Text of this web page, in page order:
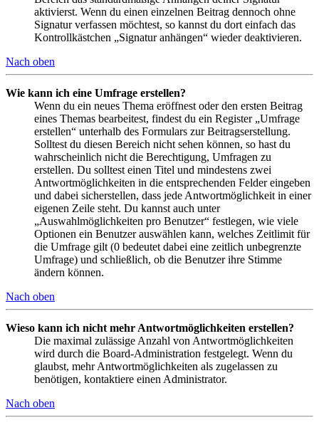
aktivierst. Wenn du einen einzelnen Beitrag dennoch ohne
Signatur verfassen möchtest, so kannst du dort einfach das
Kontrollkästchen „Signatur anhängen“ wieder deaktivieren.
Nach oben
Wie kann ich eine Umfrage erstellen?
Wenn du ein neues Thema eröffnest oder den ersten Beitrag
eines Themas bearbeitest, findest du ein Register „Umfrage
erstellen“ unterhalb des Formulars zur Beitragserstellung.
Solltest du diesen Bereich nicht sehen können, so hast du
wahrscheinlich nicht die Berechtigung, Umfragen zu
erstellen. Du solltest einen Titel und mindestens zwei
Antwortmöglichkeiten in die entsprechenden Felder eingeben
und dabei sicherstellen, dass jede Antwortmöglichkeit in einer
eigenen Zeile steht. Du kannst auch unter
„Auswahlmöglichkeiten pro Benutzer“ festlegen, wie viele
Optionen ein Benutzer auswählen kann, welches Zeitlimit für
die Umfrage gilt (0 bedeutet dabei eine zeitlich unbegrenzte
Umfrage) und schließlich, ob die Benutzer ihre Stimme
ändern können.
Nach oben
Wieso kann ich nicht mehr Antwortmöglichkeiten erstellen?
Die maximal zulässige Anzahl von Antwortmöglichkeiten
wird durch die Board-Administration festgelegt. Wenn du
glaubst, mehr Antwortmöglichkeiten als zugelassen zu
benötigen, kontaktiere einen Administrator.
Nach oben